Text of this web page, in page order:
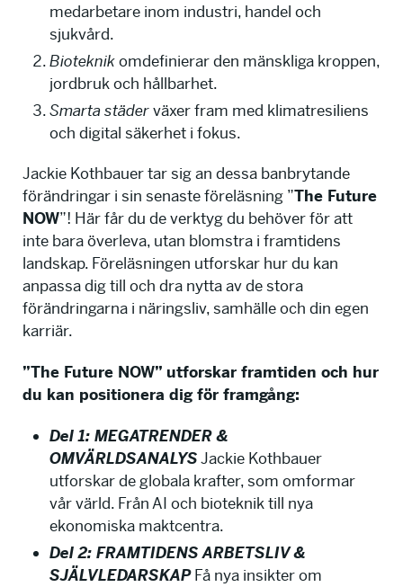
medarbetare inom industri, handel och
sjukvård.
Bioteknikomdefinierar den mänskliga kroppen,
jordbruk och hållbarhet.
Smarta städerväxer fram med klimatresiliens
och digital säkerhet i fokus.
Jackie Kothbauer tar sig an dessa banbrytande
förändringar i sin senaste föreläsning ”The Future
NOW”! Här får du de verktyg du behöver för att
inte bara överleva, utan blomstra i framtidens
landskap. Föreläsningen utforskar hur du kan
anpassa dig till och dra nytta av de stora
förändringarna i näringsliv, samhälle och din egen
karriär.
”The Future NOW” utforskar framtiden och hur
du kan positionera dig för framgång:
Del 1: MEGATRENDER &
OMVÄRLDSANALYSJackie Kothbauer
utforskar de globala krafter, som omformar
vår värld. Från AI och bioteknik till nya
ekonomiska maktcentra.
Del 2: FRAMTIDENS ARBETSLIV &
SJÄLVLEDARSKAPFå nya insikter om